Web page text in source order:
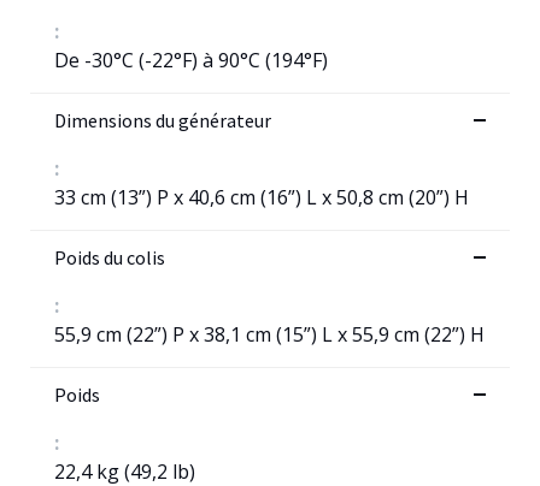
:
De -30°C (-22°F) à 90°C (194°F)
Dimensions du générateur
:
33 cm (13”) P x 40,6 cm (16”) L x 50,8 cm (20”) H
Poids du colis
:
55,9 cm (22”) P x 38,1 cm (15”) L x 55,9 cm (22”) H
Poids
:
22,4 kg (49,2 lb)